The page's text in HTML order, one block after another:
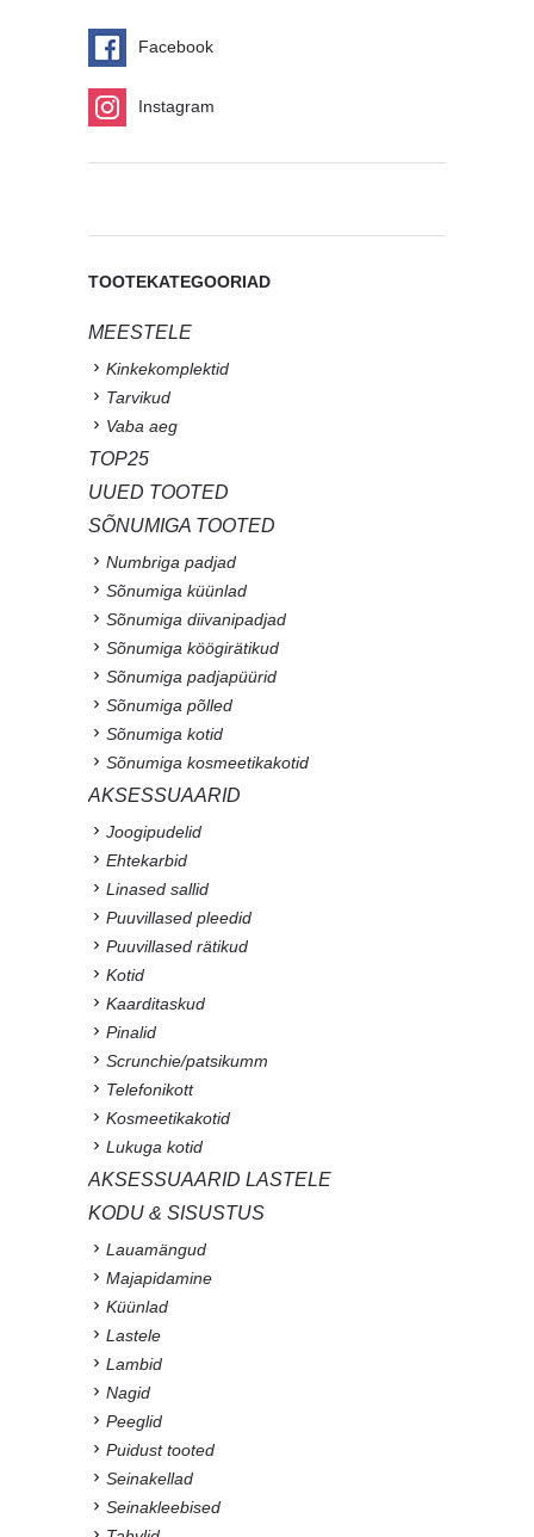
Facebook
Instagram
TOOTEKATEGOORIAD
MEESTELE
Kinkekomplektid
Tarvikud
Vaba aeg
TOP25
UUED TOOTED
SÕNUMIGA TOOTED
Numbriga padjad
Sõnumiga küünlad
Sõnumiga diivanipadjad
Sõnumiga köögirätikud
Sõnumiga padjapüürid
Sõnumiga põlled
Sõnumiga kotid
Sõnumiga kosmeetikakotid
AKSESSUAARID
Joogipudelid
Ehtekarbid
Linased sallid
Puuvillased pleedid
Puuvillased rätikud
Kotid
Kaarditaskud
Pinalid
Scrunchie/patsikumm
Telefonikott
Kosmeetikakotid
Lukuga kotid
AKSESSUAARID LASTELE
KODU & SISUSTUS
Lauamängud
Majapidamine
Küünlad
Lastele
Lambid
Nagid
Peeglid
Puidust tooted
Seinakellad
Seinakleebised